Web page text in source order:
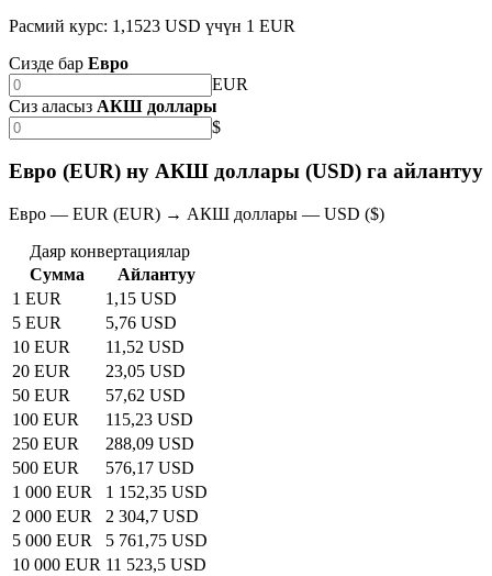
Расмий курс: 1,1523 USD үчүн 1 EUR
Сизде бар Евро
EUR
Сиз аласыз АКШ доллары
$
Евро (EUR) ну АКШ доллары (USD) га айлантуу
Евро — EUR (EUR) → АКШ доллары — USD ($)
Даяр конвертациялар
Сумма
Айлантуу
1 EUR
1,15 USD
5 EUR
5,76 USD
10 EUR
11,52 USD
20 EUR
23,05 USD
50 EUR
57,62 USD
100 EUR
115,23 USD
250 EUR
288,09 USD
500 EUR
576,17 USD
1 000 EUR
1 152,35 USD
2 000 EUR
2 304,7 USD
5 000 EUR
5 761,75 USD
10 000 EUR 11 523,5 USD